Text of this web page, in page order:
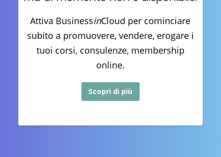
Attiva BusinessinCloud per cominciare
subito a promuovere, vendere, erogare i
tuoi corsi, consulenze, membership
online.
Scopri di più